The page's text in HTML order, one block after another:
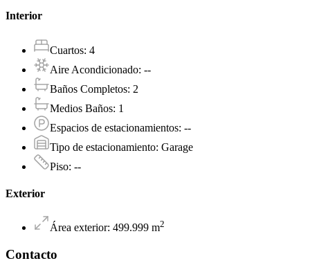
Interior
Cuartos: 4
Aire Acondicionado: --
Baños Completos: 2
Medios Baños: 1
Espacios de estacionamientos: --
Tipo de estacionamiento: Garage
Piso: --
Exterior
Área exterior: 499.999 m2
Contacto